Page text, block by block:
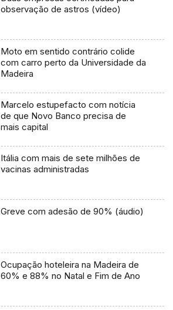
observação de astros (vídeo)
Moto em sentido contrário colide
com carro perto da Universidade da
Madeira
Marcelo estupefacto com notícia
de que Novo Banco precisa de
mais capital
Itália com mais de sete milhões de
vacinas administradas
Greve com adesão de 90% (áudio)
Ocupação hoteleira na Madeira de
60% e 88% no Natal e Fim de Ano